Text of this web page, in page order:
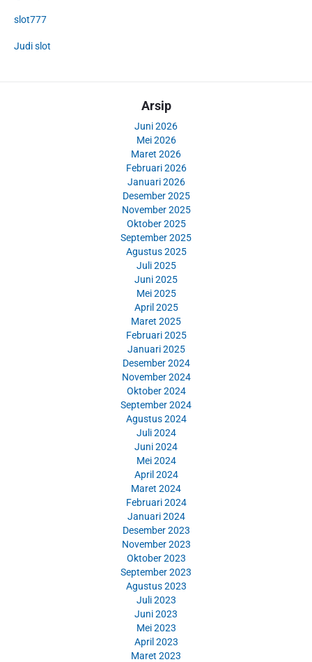
slot777
Judi slot
Arsip
Juni 2026
Mei 2026
Maret 2026
Februari 2026
Januari 2026
Desember 2025
November 2025
Oktober 2025
September 2025
Agustus 2025
Juli 2025
Juni 2025
Mei 2025
April 2025
Maret 2025
Februari 2025
Januari 2025
Desember 2024
November 2024
Oktober 2024
September 2024
Agustus 2024
Juli 2024
Juni 2024
Mei 2024
April 2024
Maret 2024
Februari 2024
Januari 2024
Desember 2023
November 2023
Oktober 2023
September 2023
Agustus 2023
Juli 2023
Juni 2023
Mei 2023
April 2023
Maret 2023